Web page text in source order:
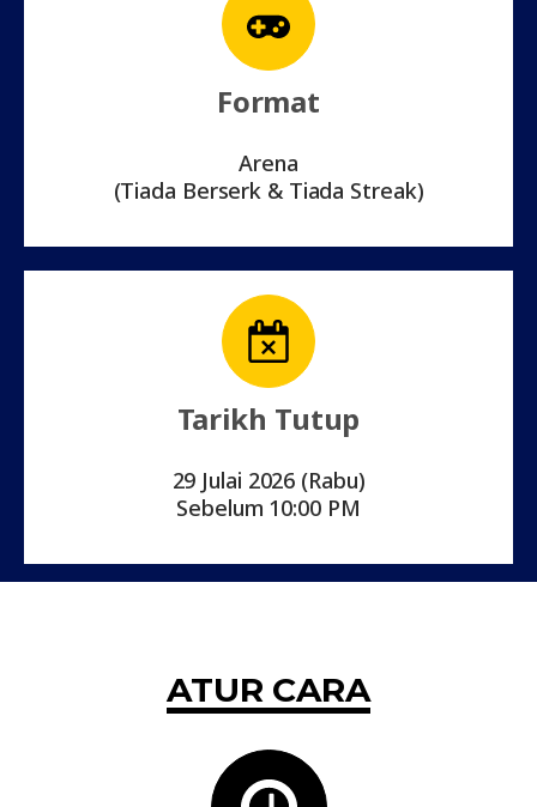
Format
Arena
(Tiada Berserk & Tiada Streak)
Tarikh Tutup
29 Julai 2026 (Rabu)
Sebelum 10:00 PM
ATUR CARA